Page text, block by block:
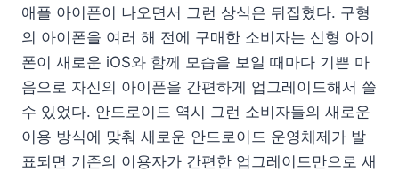
애플 아이폰이 나오면서 그런 상식은 뒤집혔다. 구형
의 아이폰을 여러 해 전에 구매한 소비자는 신형 아이
폰이 새로운 iOS와 함께 모습을 보일 때마다 기쁜 마
음으로 자신의 아이폰을 간편하게 업그레이드해서 쓸
수 있었다. 안드로이드 역시 그런 소비자들의 새로운
이용 방식에 맞춰 새로운 안드로이드 운영체제가 발
표되면 기존의 이용자가 간편한 업그레이드만으로 새